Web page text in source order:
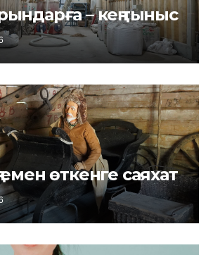
Кәсіпорындарға – кең тыныс
200 теңгемен өткенге саяхат